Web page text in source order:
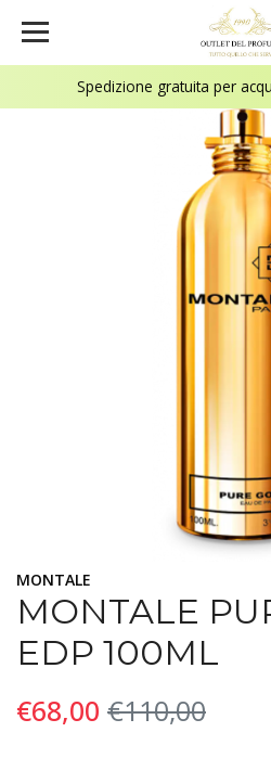
Spedizione gratuita per
MONTALE
MONTALE
EDP 100ML
€68,00 €110,00